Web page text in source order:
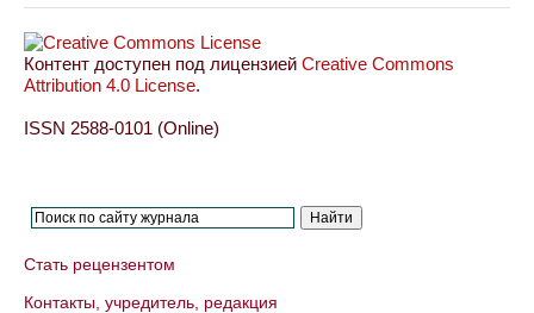
Контент доступен под лицензией Creative Commons
Attribution 4.0 License.
ISSN 2588-0101 (Online)
Стать рецензентом
Контакты, учредитель, редакция